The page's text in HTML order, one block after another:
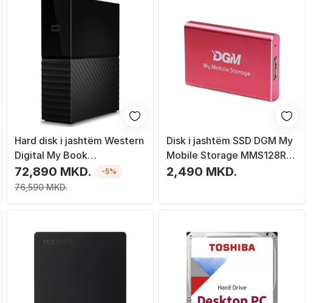
Hard disk i jashtëm Western
Digital My Book
WDBBGB0260HBK EESN,
26TB, USB 3.0, i zi
72,890 MKD.
76,590 MKD.
-5%
Disk i jashtëm SSD DGM My
Mobile Storage MMS128RD,
128GB, USB 3.0, i kuq
2,490 MKD.